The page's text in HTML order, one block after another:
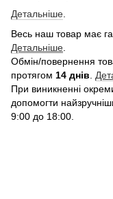
Детальніше
Весь наш товар має
Детальніше
Обмін/повернення
протягом 14 днів
При виникненні
допомогти
9:00 до 18:00.